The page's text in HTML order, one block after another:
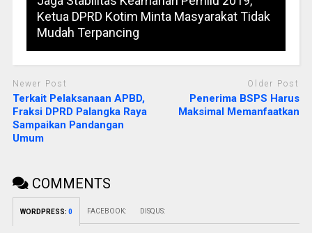
Ketua DPRD Kotim Minta Masyarakat Tidak
Mudah Terpancing
Newer Post
Terkait Pelaksanaan APBD,
Fraksi DPRD Palangka Raya
Sampaikan Pandangan
Umum
Older Post
Penerima BSPS Harus
Maksimal Memanfaatkan
COMMENTS
WORDPRESS: 0 FACEBOOK: DISQUS: